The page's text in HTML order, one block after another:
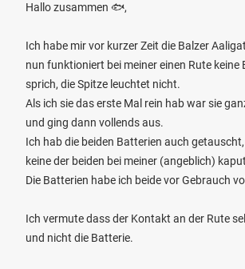
Hallo zusammen 🐟,
Ich habe mir vor kurzer Zeit die Balzer
nun funktioniert bei meiner einen Rute keine
sprich, die Spitze leuchtet nicht.
Als ich sie das erste Mal rein hab war sie
und ging dann vollends aus.
Ich hab die beiden Batterien auch
keine der beiden bei meiner (angeblich)
Die Batterien habe ich beide vor Gebrauch
Ich vermute dass der Kontakt an der Rute
und nicht die Batterie.